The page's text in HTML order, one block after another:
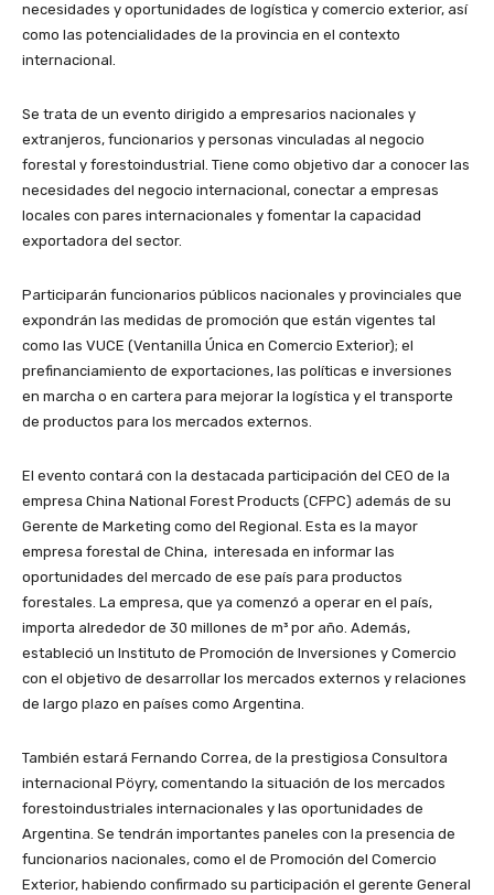
necesidades y oportunidades de logística y comercio exterior, así
como las potencialidades de la provincia en el contexto
internacional.
Se trata de un evento dirigido a empresarios nacionales y
extranjeros, funcionarios y personas vinculadas al negocio
forestal y forestoindustrial. Tiene como objetivo dar a conocer las
necesidades del negocio internacional, conectar a empresas
locales con pares internacionales y fomentar la capacidad
exportadora del sector.
Participarán funcionarios públicos nacionales y provinciales que
expondrán las medidas de promoción que están vigentes tal
como las VUCE (Ventanilla Única en Comercio Exterior); el
prefinanciamiento de exportaciones, las políticas e inversiones
en marcha o en cartera para mejorar la logística y el transporte
de productos para los mercados externos.
El evento contará con la destacada participación del CEO de la
empresa China National Forest Products (CFPC) además de su
Gerente de Marketing como del Regional. Esta es la mayor
empresa forestal de China, interesada en informar las
oportunidades del mercado de ese país para productos
forestales. La empresa, que ya comenzó a operar en el país,
importa alrededor de 30 millones de m³ por año. Además,
estableció un Instituto de Promoción de Inversiones y Comercio
con el objetivo de desarrollar los mercados externos y relaciones
de largo plazo en países como Argentina.
También estará Fernando Correa, de la prestigiosa Consultora
internacional Pöyry, comentando la situación de los mercados
forestoindustriales internacionales y las oportunidades de
Argentina. Se tendrán importantes paneles con la presencia de
funcionarios nacionales, como el de Promoción del Comercio
Exterior, habiendo confirmado su participación el gerente General